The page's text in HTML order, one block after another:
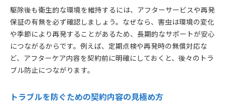
駆除後も衛生的な環境を維持するには、アフターサービスや再発
保証の有無を必ず確認しましょう。なぜなら、害虫は環境の変化
や季節により再発することがあるため、長期的なサポートが安心
につながるからです。例えば、定期点検や再発時の無償対応な
ど、アフターケア内容を契約前に明確にしておくと、後々のトラ
ブル防止につながります。
トラブルを防ぐための契約内容の見極め方